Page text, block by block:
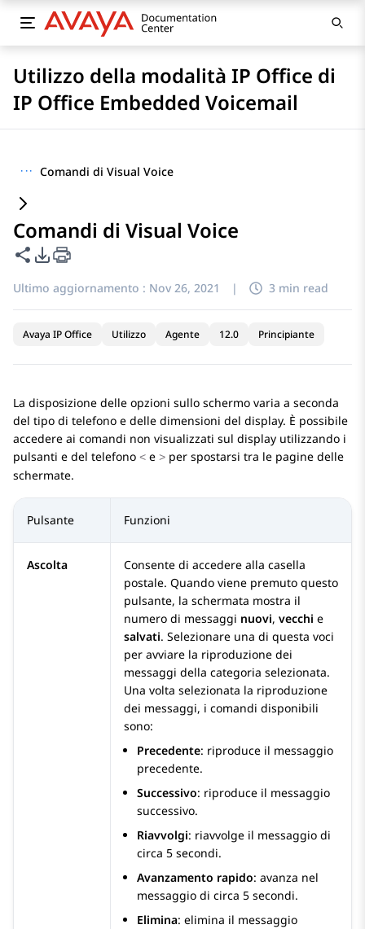
Utilizzo della modalità IP Office di
IP Office Embedded Voicemail
··· Comandi di Visual Voice
Comandi di Visual Voice
Condividi questa pagina
Opzioni di esportazione PDF
Ultimo aggiornamento : Nov 26, 2021 | 3 min read
Avaya IP Office Utilizzo Agente 12.0 Principiante
La disposizione delle opzioni sullo schermo varia a seconda
del tipo di telefono e delle dimensioni del display. È possibile
accedere ai comandi non visualizzati sul display utilizzando i
pulsanti e del telefono < e > per spostarsi tra le pagine delle
schermate.
Pulsante Funzioni
Ascolta
Consente di accedere alla casella
postale. Quando viene premuto questo
pulsante, la schermata mostra il
numero di messaggi nuovi, vecchi e
salvati. Selezionare una di questa voci
per avviare la riproduzione dei
messaggi della categoria selezionata.
Una volta selezionata la riproduzione
dei messaggi, i comandi disponibili
sono:
Precedente: riproduce il messaggio
precedente.
Successivo: riproduce il messaggio
successivo.
Riavvolgi: riavvolge il messaggio di
circa 5 secondi.
Avanzamento rapido: avanza nel
messaggio di circa 5 secondi.
Elimina: elimina il messaggio